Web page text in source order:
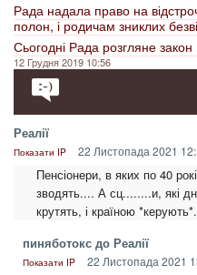
Рада надала право на
полон, і родичам зниклих
Сьогодні Рада розгляне
12 Грудня 2019 10:56
Реалії
Показати IP 22 Листопада 2021
Пенсіонери, в яких по 40
зводять.... А сц........и, які
крутять, і країною
пиняботокс до Реалії
Показати IP 22 Листопада 2021